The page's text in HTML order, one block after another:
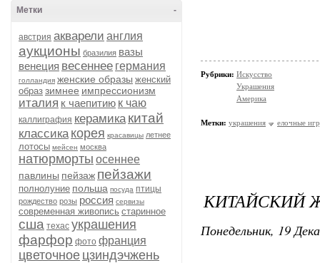
-
Метки
австрия акварели англия
аукционы бразилия вазы
венеция весеннее германия
голландия женские образы женский
образ зимнее импрессионизм
италия к чаепитию к чаю
каллиграфия керамика китай
классика корея красавицы летнее
лотосы мейсен москва
натюрморты осеннее
павлины пейзаж пейзажи
полнолуние польша посуда птицы
рождество розы россия сервизы
современная живопись старинное
сша техас украшения
фарфор фото франция
цветочное цзиндэчжень
Рубрики: Искусство
Украшения
Америка
Метки: украшения елочные
КИТАЙСКИЙ
Понедельник, 19